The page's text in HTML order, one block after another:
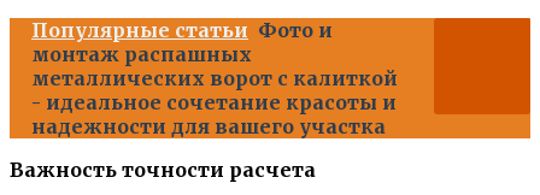
Популярные статьи Фото и
монтаж распашных
металлических ворот с калиткой
- идеальное сочетание красоты и
надежности для вашего участка
Важность точности расчета